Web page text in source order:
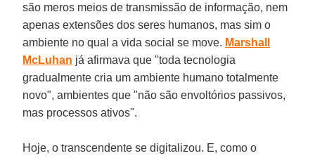
são meros meios de transmissão de informação, nem
apenas extensões dos seres humanos, mas sim o
ambiente no qual a vida social se move. Marshall
McLuhan já afirmava que "toda tecnologia
gradualmente cria um ambiente humano totalmente
novo", ambientes que "não são envoltórios passivos,
mas processos ativos".
Hoje, o transcendente se digitalizou. E, como o